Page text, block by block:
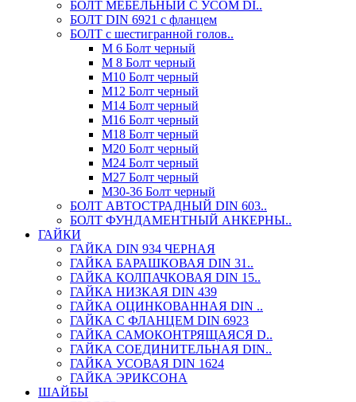
БОЛТ МЕБЕЛЬНЫЙ С УСОМ DI..
БОЛТ DIN 6921 c фланцем
БОЛТ с шестигранной голов..
М 6 Болт черный
М 8 Болт черный
М10 Болт черный
М12 Болт черный
М14 Болт черный
М16 Болт черный
М18 Болт черный
М20 Болт черный
М24 Болт черный
М27 Болт черный
М30-36 Болт черный
БОЛТ АВТОСТРАДНЫЙ DIN 603..
БОЛТ ФУНДАМЕНТНЫЙ АНКЕРНЫ..
ГАЙКИ
ГАЙКА DIN 934 ЧЕРНАЯ
ГАЙКА БАРАШКОВАЯ DIN 31..
ГАЙКА КОЛПАЧКОВАЯ DIN 15..
ГАЙКА НИЗКАЯ DIN 439
ГАЙКА ОЦИНКОВАННАЯ DIN ..
ГАЙКА С ФЛАНЦЕМ DIN 6923
ГАЙКА САМОКОНТРЯЩАЯСЯ D..
ГАЙКА СОЕДИНИТЕЛЬНАЯ DIN..
ГАЙКА УСОВАЯ DIN 1624
ГАЙКА ЭРИКСОНА
ШАЙБЫ